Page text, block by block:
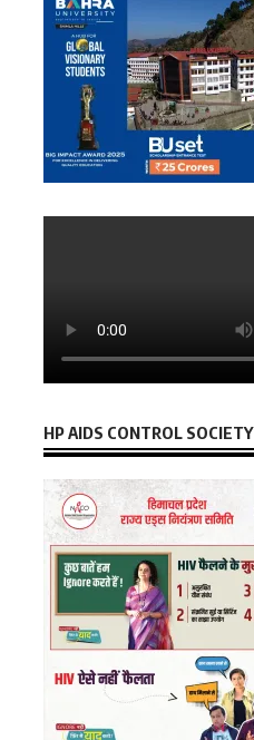
HP AIDS CONTROL SOCIETY